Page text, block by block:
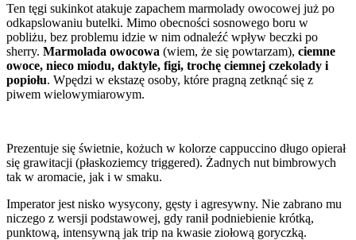
Ten tęgi sukinkot atakuje zapachem marmolady owocowej już po
odkapslowaniu butelki. Mimo obecności sosnowego boru w
pobliżu, bez problemu idzie w nim odnaleźć wpływ beczki po
sherry. Marmolada owocowa (wiem, że się powtarzam), ciemne
owoce, nieco miodu, daktyle, figi, trochę ciemnej czekolady i
popiołu. Wpędzi w ekstazę osoby, które pragną zetknąć się z
piwem wielowymiarowym.
Prezentuje się świetnie, kożuch w kolorze cappuccino długo opierał
się grawitacji (płaskoziemcy triggered). Żadnych nut bimbrowych
tak w aromacie, jak i w smaku.
Imperator jest nisko wysycony, gęsty i agresywny. Nie zabrano mu
niczego z wersji podstawowej, gdy ranił podniebienie krótką,
punktową, intensywną jak trip na kwasie ziołową goryczką.